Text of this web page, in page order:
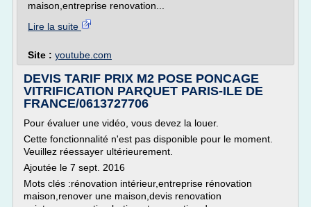
maison,entreprise renovation...
Lire la suite
Site : youtube.com
DEVIS TARIF PRIX M2 POSE PONCAGE
VITRIFICATION PARQUET PARIS-ILE DE
FRANCE/0613727706
Pour évaluer une vidéo, vous devez la louer.
Cette fonctionnalité n'est pas disponible pour le moment.
Veuillez réessayer ultérieurement.
Ajoutée le 7 sept. 2016
Mots clés :rénovation intérieur,entreprise rénovation
maison,renover une maison,devis renovation